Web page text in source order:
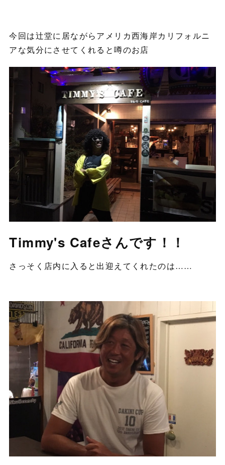
今回は辻堂に居ながらアメリカ西海岸カリフォルニ
アな気分にさせてくれると噂のお店
Timmy's Cafeさんです！！
さっそく店内に入ると出迎えてくれたのは……